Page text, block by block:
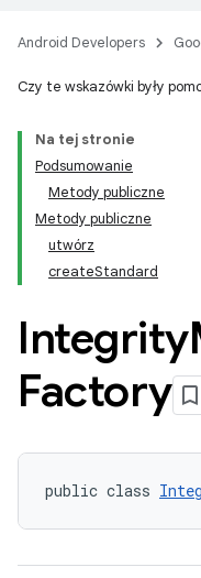
Android Developers
Czy te wskazówki były
Na tej stronie
Podsumowanie
Metody publiczne
Metody publiczne
utwórz
createStandard
Integrity
Factory
public class